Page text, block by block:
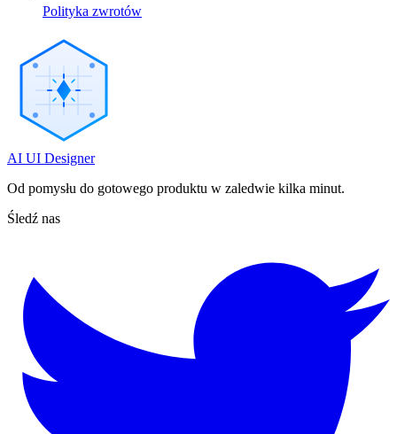
Polityka zwrotów
AI UI Designer
Od pomysłu do gotowego produktu w zaledwie kilka minut.
Śledź nas